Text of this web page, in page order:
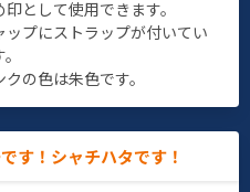
印として使用できます。
ップにストラップが付いてい
クの色は朱色です。
す！シャチハタです！